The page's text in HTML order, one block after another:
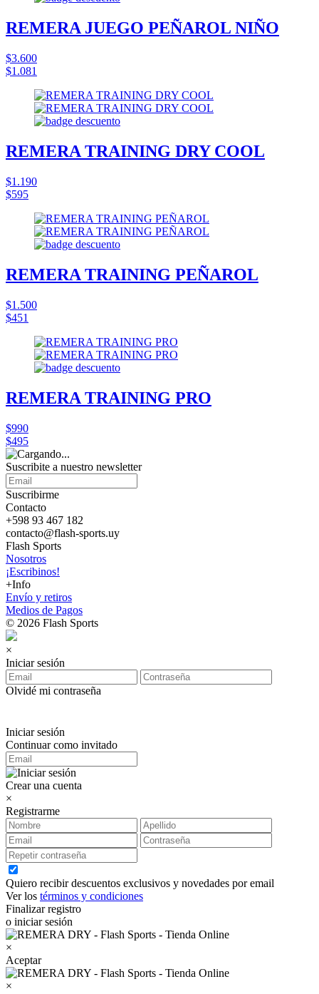
REMERA JUEGO PEÑAROL NIÑO
$3.600
$1.081
REMERA TRAINING DRY COOL
$1.190
$595
REMERA TRAINING PEÑAROL
$1.500
$451
REMERA TRAINING PRO
$990
$495
Suscribite a nuestro newsletter
Suscribirme
Contacto
+598 93 467 182
contacto@flash-sports.uy
Flash Sports
Nosotros
¡Escribinos!
+Info
Envío y retiros
Medios de Pagos
© 2026 Flash Sports
×
Iniciar sesión
Olvidé mi contraseña
Iniciar sesión
Continuar como invitado
Crear una cuenta
×
Registrarme
Quiero recibir descuentos exclusivos y novedades por email
Ver los términos y condiciones
Finalizar registro
o iniciar sesión
×
Aceptar
×